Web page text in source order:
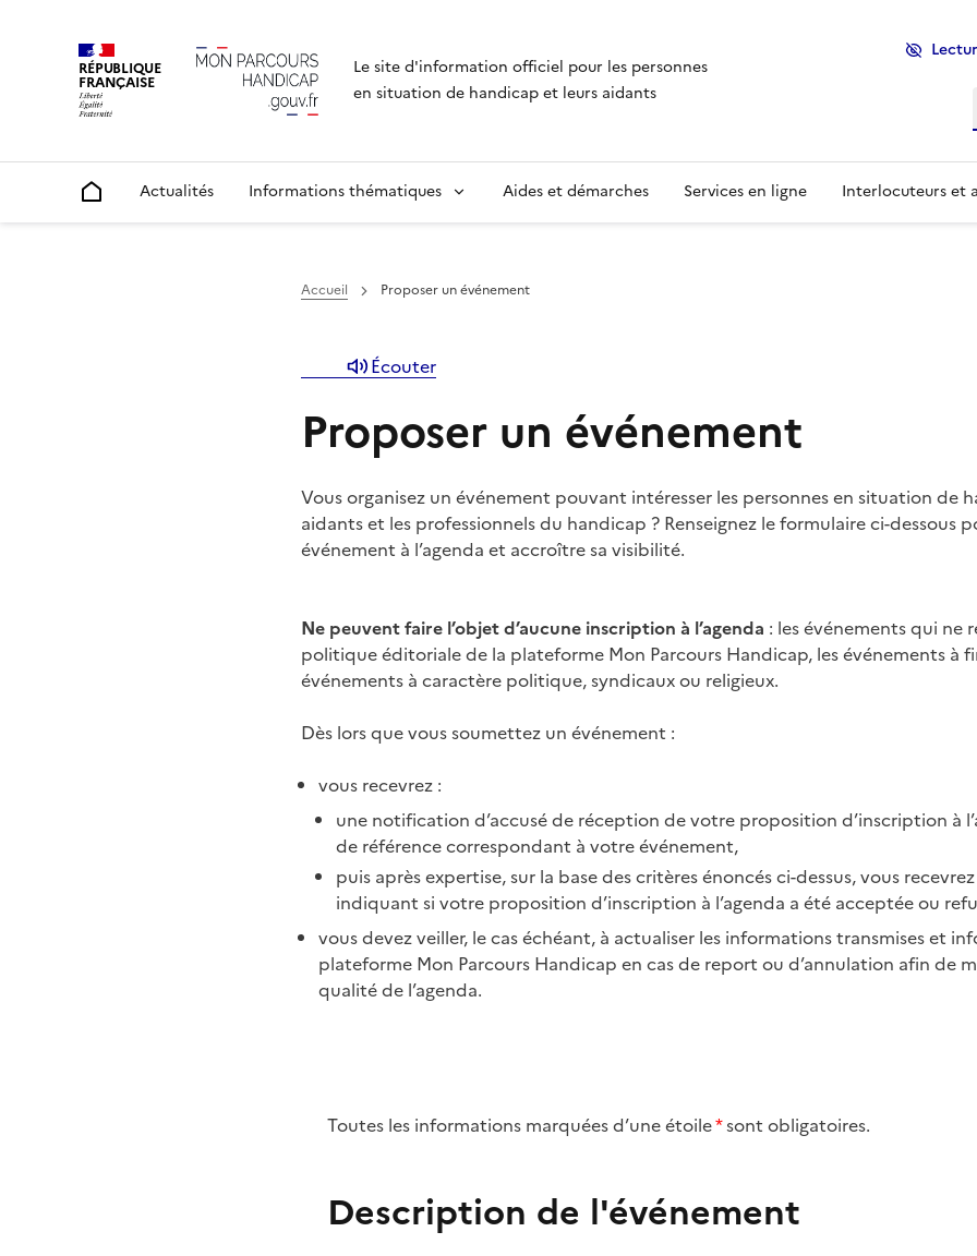
RÉPUBLIQUE
FRANÇAISE
Le site d'information officiel pour les personnes
en situation de handicap et leurs aidants
Accueil Actualités Informations thématiques Aides et démarches Services en ligne Interlocuteurs et
Accueil Proposer un événement
Écouter
Proposer un événement
Vous organisez un événement pouvant intéresser les personnes en situation de
aidants et les professionnels du handicap ? Renseignez le formulaire ci-dessous
événement à l’agenda et accroître sa visibilité.
Ne peuvent faire l’objet d’aucune inscription à l’agenda : les événements qui ne
politique éditoriale de la plateforme Mon Parcours Handicap, les événements à
événements à caractère politique, syndicaux ou religieux.
Dès lors que vous soumettez un événement :
vous recevrez :
une notification d’accusé de réception de votre proposition d’inscription à
de référence correspondant à votre événement,
puis après expertise, sur la base des critères énoncés ci-dessus, vous
indiquant si votre proposition d’inscription à l’agenda a été acceptée ou
vous devez veiller, le cas échéant, à actualiser les informations transmises et
plateforme Mon Parcours Handicap en cas de report ou d’annulation afin de
qualité de l’agenda.
Toutes les informations marquées d’une étoile*sont obligatoires.
Description de l'événement